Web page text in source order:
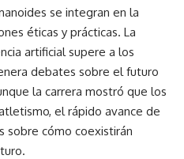
se integran en la
éticas y prácticas. La
artificial supere a los
debates sobre el futuro
la carrera mostró que los
el rápido avance de
sobre cómo coexistirán